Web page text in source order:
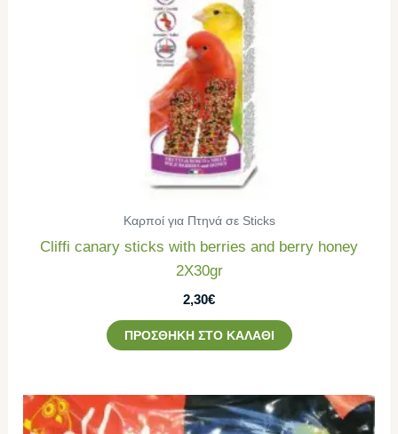
Καρποί για Πτηνά σε Sticks
Cliffi canary sticks with berries and berry honey
2Χ30gr
2,30€
ΠΡΟΣΘΉΚΗ ΣΤΟ ΚΑΛΆΘΙ